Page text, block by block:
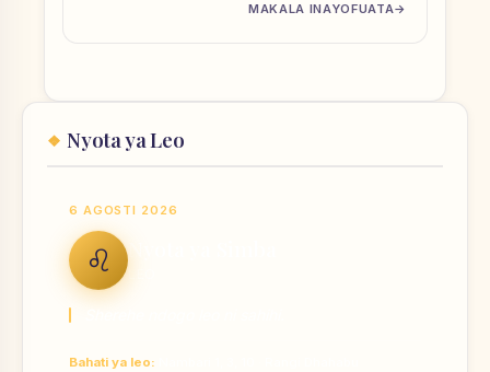
MAKALA INAYOFUATA
Nyota ya Leo
6 AGOSTI 2026
♌ Nyota ya Simba
Bahati ya leo: